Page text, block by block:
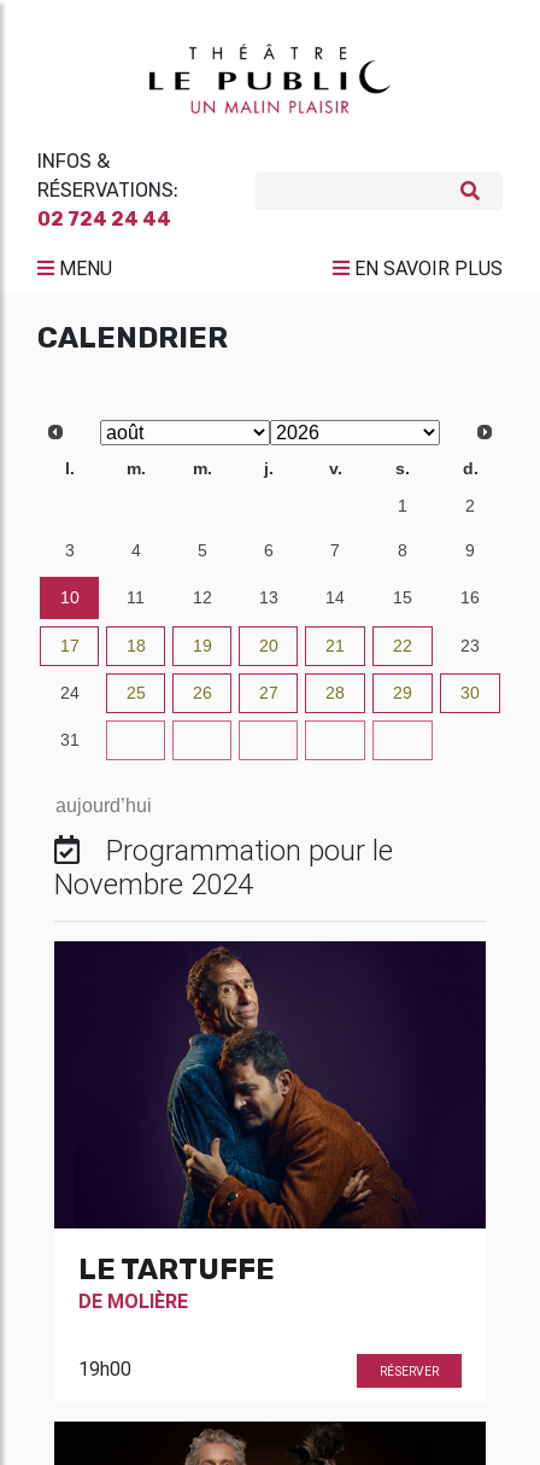
INFOS &
RÉSERVATIONS:
02 724 24 44
MENU EN SAVOIR PLUS
CALENDRIER
l. m. m. j. v. s.
d.
1 2
3 4 5 6 7 8 9
10 11 12 13 14 15 16
17 18 19 20 21 22 23
24 25 26 27 28 29 30
31
aujourd’hui
Programmation pour le
Novembre 2024
LE TARTUFFE
DE MOLIÈRE
19h00 RÉSERVER